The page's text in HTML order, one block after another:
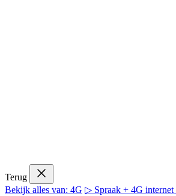
Terug
Bekijk alles van: 4G ▷ Spraak + 4G